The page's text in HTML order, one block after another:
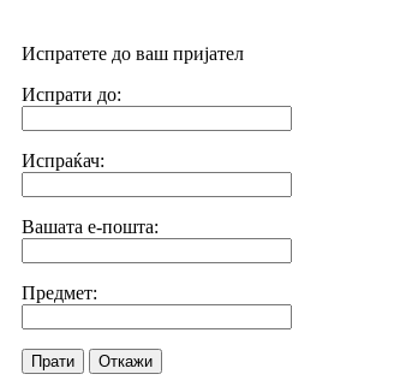
Испратете до ваш пријател
Испрати до:
Испраќач:
Вашата е-пошта:
Предмет:
Прати Откажи